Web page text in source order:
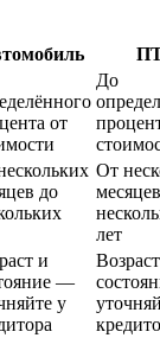
от
До
до
От
лет
и
—
у